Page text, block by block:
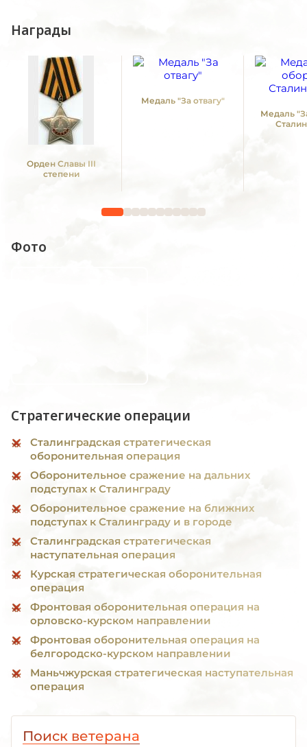
Награды
Орден Славы III
степени
Медаль "За отвагу"
Медаль
Фото
Стратегические операции
Сталинградская стратегическая
оборонительная операция
Оборонительное сражение на дальних
подступах к Сталинграду
Оборонительное сражение на ближних
подступах к Сталинграду и в городе
Сталинградская стратегическая
наступательная операция
Курская стратегическая оборонительная
операция
Фронтовая оборонительная операция на
орловско-курском направлении
Фронтовая оборонительная операция на
белгородско-курском направлении
Маньчжурская стратегическая наступательная
операция
Поиск ветерана